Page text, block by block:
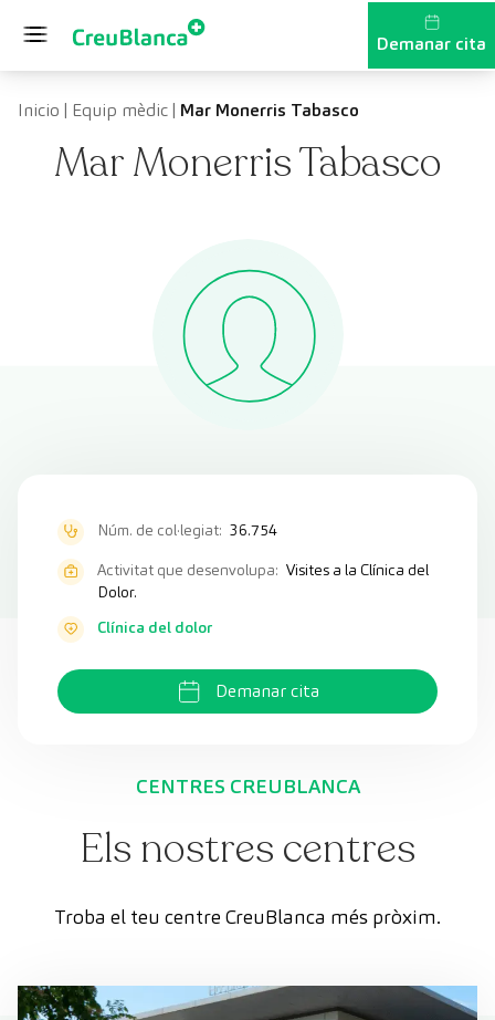
Demanar cita
Inicio | Equip mèdic| Mar Monerris Tabasco
Mar Monerris Tabasco
Núm. de col·legiat: 36.754
Activitat que desenvolupa: Visites a la Clínica del
Dolor.
Clínica del dolor
Demanar cita
CENTRES CREUBLANCA
Els nostres centres
Troba el teu centre CreuBlanca més pròxim.